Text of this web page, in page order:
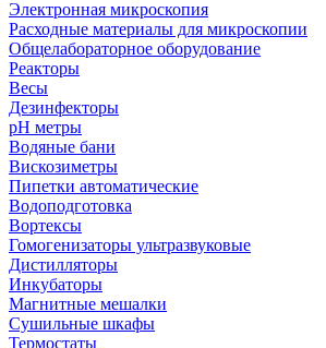
Электронная микроскопия
Расходные материалы для микроскопии
Общелабораторное оборудование
Реакторы
Весы
Дезинфекторы
рН метры
Водяные бани
Вискозиметры
Пипетки автоматические
Водоподготовка
Вортексы
Гомогенизаторы ультразвуковые
Дистилляторы
Инкубаторы
Магнитные мешалки
Сушильные шкафы
Термостаты